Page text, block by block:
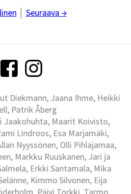
Seuraava →
Diekmann, Jaana Ihme, Heikki
Patrik Åberg
Jaakohuhta, Maarit Koivisto,
Lindroos, Esa Marjamäki,
Nyyssönen, Olli Pihlajamaa,
Markku Ruuskanen, Jari ja
Erkki Santamala, Mika
Kimmo Silvonen, Eija